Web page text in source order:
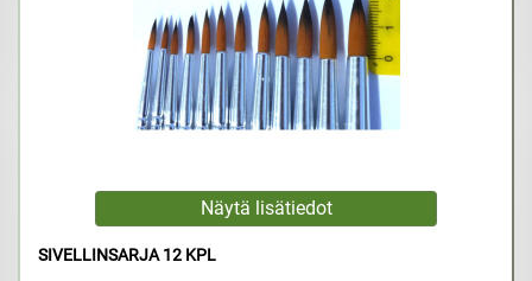
SIVELLINSARJA 12 KPL